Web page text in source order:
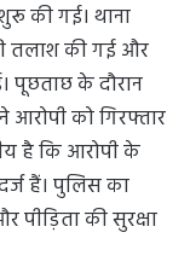
की गई। थाना
तलाश की गई और
पूछताछ के दौरान
आरोपी को गिरफ्तार
है कि आरोपी के
हैं। पुलिस का
की सुरक्षा